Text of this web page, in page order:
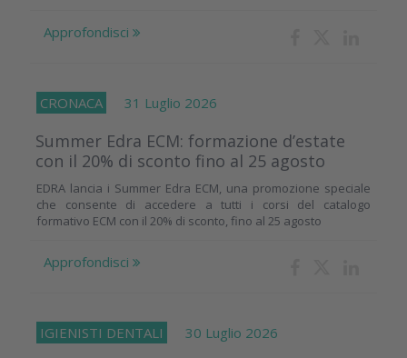
Approfondisci
CRONACA 31 Luglio 2026
Summer Edra ECM: formazione d’estate
con il 20% di sconto fino al 25 agosto
EDRA lancia i Summer Edra ECM, una promozione speciale
che consente di accedere a tutti i corsi del catalogo
formativo ECM con il 20% di sconto, fino al 25 agosto
Approfondisci
IGIENISTI DENTALI 30 Luglio 2026